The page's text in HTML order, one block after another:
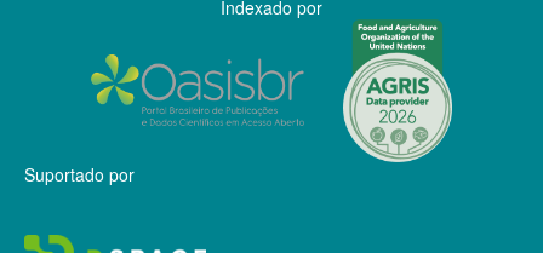
Indexado por
Suportado por